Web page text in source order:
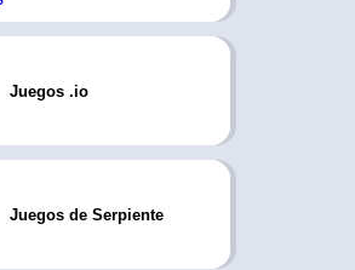
Juegos .io
Juegos de Serpiente